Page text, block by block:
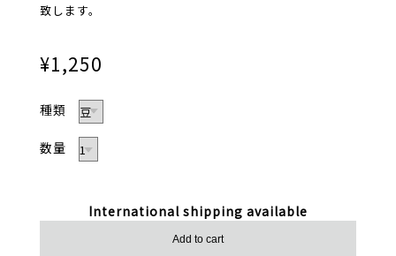
致します。
¥1,250
種類
数量
International shipping available
Add to cart